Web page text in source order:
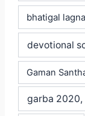
bhatigal
devotional
Gaman
garba